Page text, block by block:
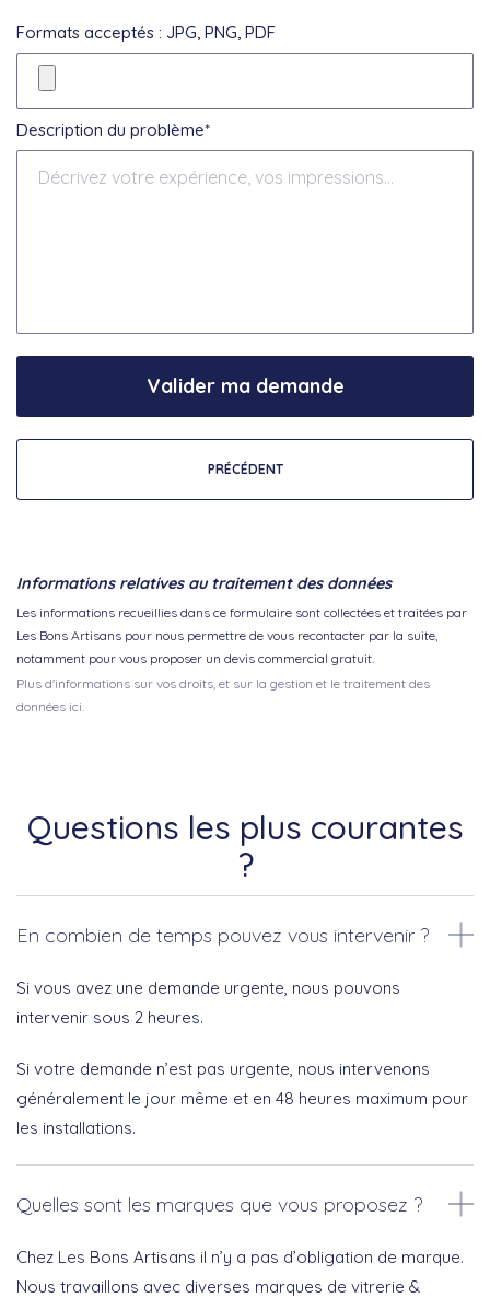
Formats acceptés : JPG, PNG, PDF
Description du problème*
PRÉCÉDENT
Valider ma demande
Informations relatives au traitement des données
Les informations recueillies dans ce formulaire sont collectées et traitées par
Les Bons Artisans pour nous permettre de vous recontacter par la suite,
notamment pour vous proposer un devis commercial gratuit.
Plus d'informations sur vos droits, et sur la gestion et le traitement des
données ici.
Questions les plus courantes
?
En combien de temps pouvez vous intervenir ?
Si vous avez une demande urgente, nous pouvons
intervenir sous 2 heures.
Si votre demande n’est pas urgente, nous intervenons
généralement le jour même et en 48 heures maximum pour
les installations.
Quelles sont les marques que vous proposez ?
Chez Les Bons Artisans il n’y a pas d’obligation de marque.
Nous travaillons avec diverses marques de vitrerie &